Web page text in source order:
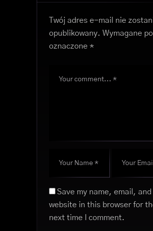
Twój adres e-mail nie
opublikowany. Wymagane
oznaczone *
Save my name, email, and
website in this browser for
next time I comment.